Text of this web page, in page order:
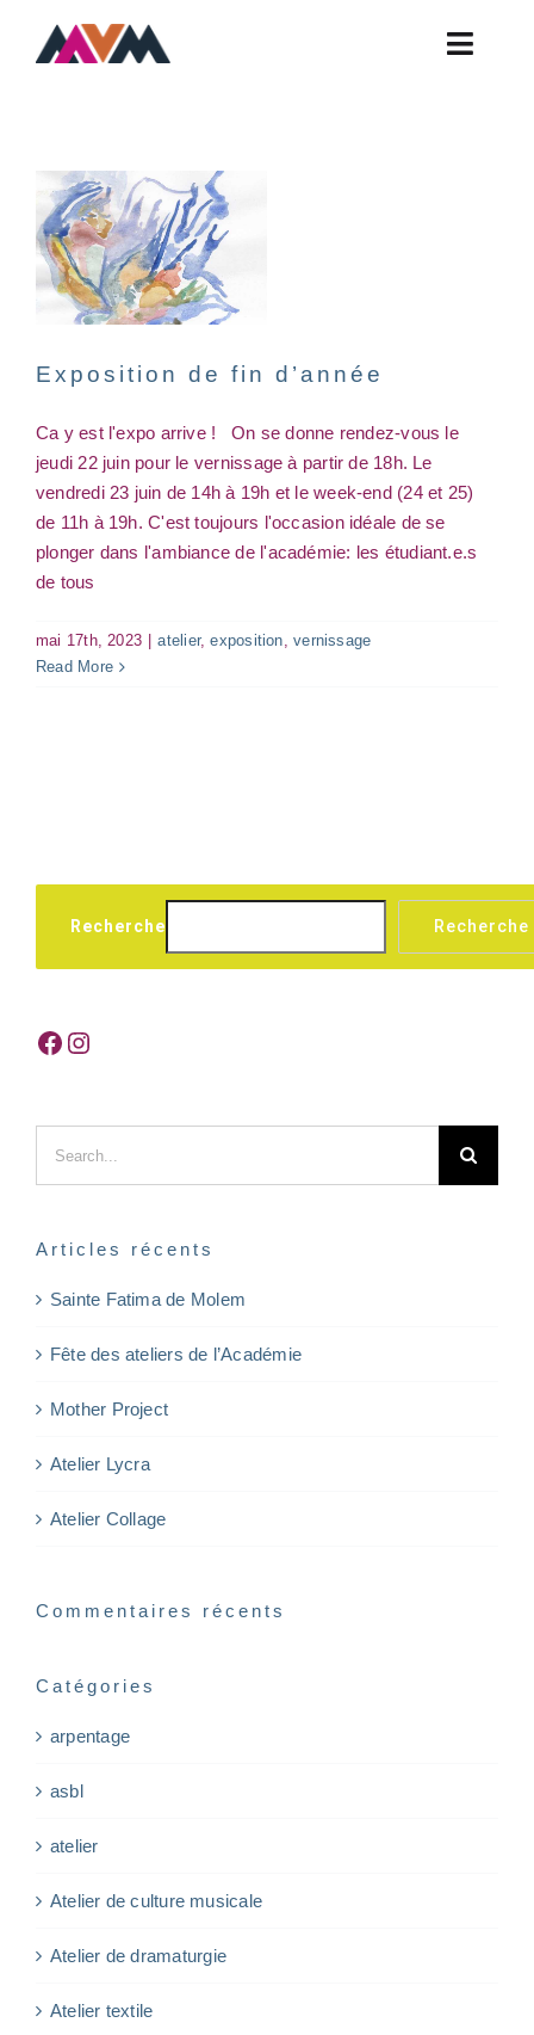
Toggle
Horaires
Exposition de fin d’année
Ca y est l'expo arrive ! On se donne rendez-vous le
jeudi 22 juin pour le vernissage à partir de 18h. Le
vendredi 23 juin de 14h à 19h et le week-end (24 et 25)
de 11h à 19h. C'est toujours l'occasion idéale de se
plonger dans l'ambiance de l'académie: les étudiant.e.s
de tous
mai 17th, 2023 atelier,exposition,vernissage
Read More
Recherche Recherche
Articles récents
Sainte Fatima de Molem
Fête des ateliers de l’Académie
Mother Project
Atelier Lycra
Atelier Collage
Commentaires récents
Catégories
arpentage
asbl
atelier
Atelier de culture musicale
Atelier de dramaturgie
Atelier textile